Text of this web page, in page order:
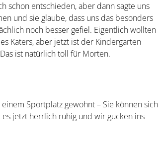
schon entschieden, aber dann sagte uns
und sie glaube, dass uns das besonders
noch besser gefiel. Eigentlich wollten
Katers, aber jetzt ist der Kindergarten
ist natürlich toll für Morten.
Sportplatz gewohnt – Sie können sich
jetzt herrlich ruhig und wir gucken ins